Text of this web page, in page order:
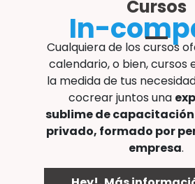
Cursos
In-
Cualquiera de los cursos
calendario, o bien, cursos
la medida de tus
cocrear juntos una
sublime de capacitación
privado, formado por
empresa.